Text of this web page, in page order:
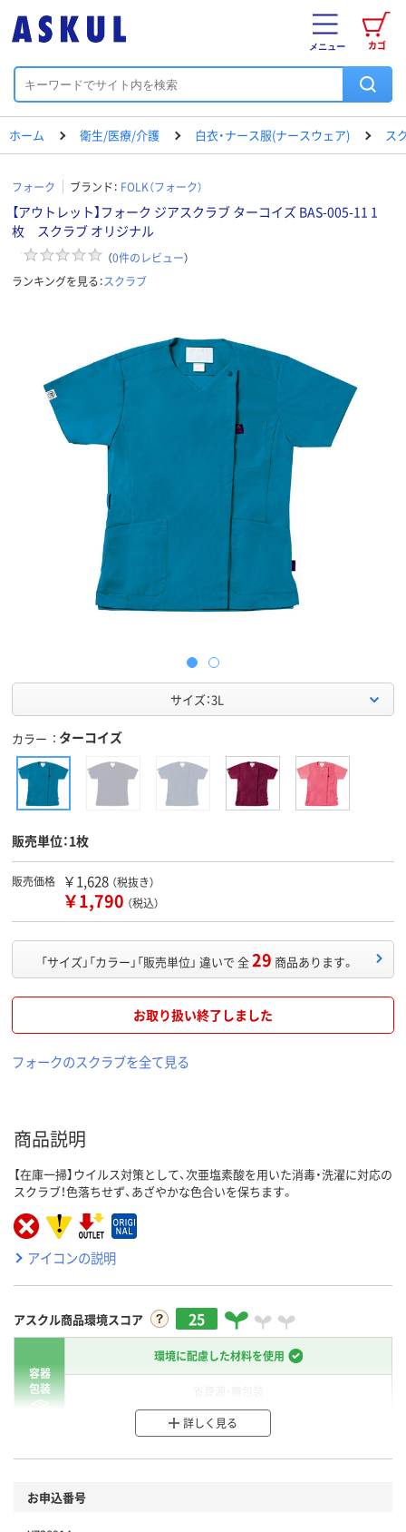
カゴ
メニュー
ホーム 衛生/医療/介護 白衣・ナース服(ナースウェア) ス
フォーク ブランド： FOLK（フォーク）
【アウトレット】フォーク ジアスクラブ ターコイズ BAS-005-11 1
枚 スクラブ オリジナル
（0件のレビュー）
ランキングを見る：スクラブ
サイズ：3L
カラー ターコイズ
販売単位：1枚
販売価格 ￥1,628 （税抜き）
￥1,790 （税込）
「サイズ」「カラー」「販売単位」 違いで 全29 商品あります。
お取り扱い終了しました
フォークのスクラブを全て見る
商品説明
【在庫一掃】ウイルス対策として、次亜塩素酸を用いた消毒・洗濯に対応の
スクラブ！色落ちせず、あざやかな色合いを保ちます。
アイコンの説明
アスクル商品環境スコア 25
容器
包装
環境に配慮した材料を使用
分別・リサイクルしやすい設計
商品
本体
詳しく見る
お申込番号